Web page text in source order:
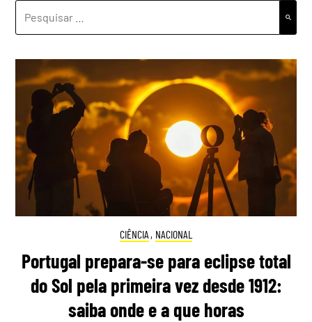
POR:
CIÊNCIA , NACIONAL
Portugal prepara-se para eclipse total
do Sol pela primeira vez desde 1912:
saiba onde e a que horas